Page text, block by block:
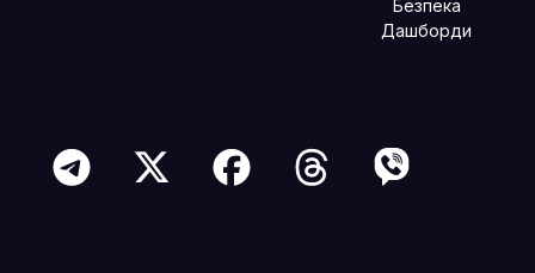
Безпека
Дашборди
Читайте більше в наших соцмережах